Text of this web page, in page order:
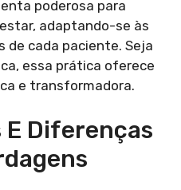
poderosa para
adaptando-se às
de cada paciente. Seja
essa prática oferece
e transformadora.
Diferenças